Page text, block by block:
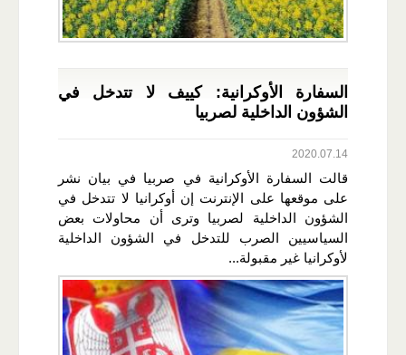
السفارة الأوكرانية: كييف لا تتدخل في
الشؤون الداخلية لصربيا
2020.07.14
قالت السفارة الأوكرانية في صربيا في بيان نشر
على موقعها على الإنترنت إن أوكرانيا لا تتدخل في
الشؤون الداخلية لصربيا وترى أن محاولات بعض
السياسيين الصرب للتدخل في الشؤون الداخلية
لأوكرانيا غير مقبولة...